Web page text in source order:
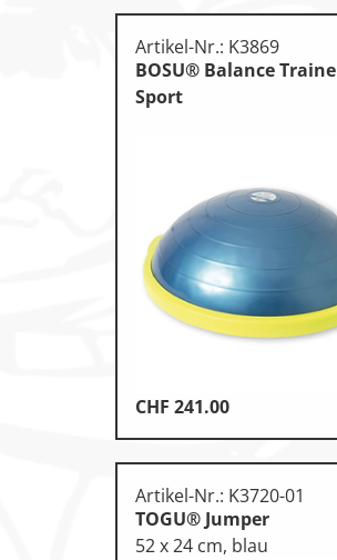
Tennis,
Turnen,
Artikel-Nr.: K3869
BOSU® Balance
Sport
CHF 241.00
Artikel-Nr.: K3720-01
TOGU® Jumper
52 x 24 cm, blau